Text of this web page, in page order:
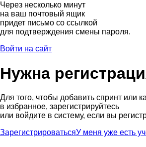
Через несколько минут
на ваш почтовый ящик
придет письмо со ссылкой
для подтверждения смены пароля.
Войти на сайт
Нужна
Для того, чтобы добавить спринт или
в избранное, зарегистрируйтесь
или войдите в систему, если вы
ЗарегистрироватьсяУ меня уже есть